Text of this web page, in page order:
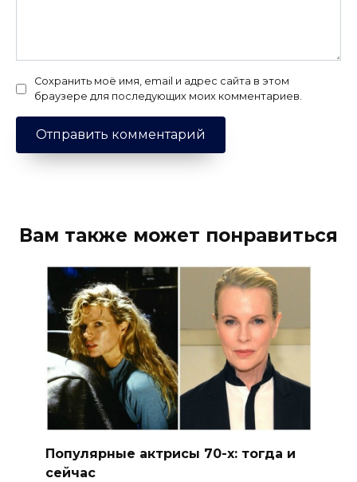
Сохранить моё имя, email и адрес сайта в этом
браузере для последующих моих комментариев.
Вам также может понравиться
Популярные актрисы 70-х: тогда и
сейчас